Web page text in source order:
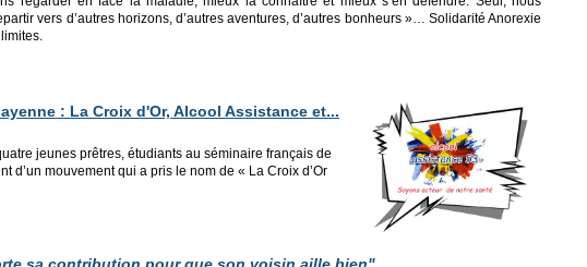
vers d’autres horizons, d’autres aventures, d’autres bonheurs »… Solidarité Anorexie
: La Croix d'Or, Alcool Assistance et...
jeunes prêtres, étudiants au séminaire français de
d’un mouvement qui a pris le nom de « La Croix d’Or
sa contribution pour que son voisin aille bien"...